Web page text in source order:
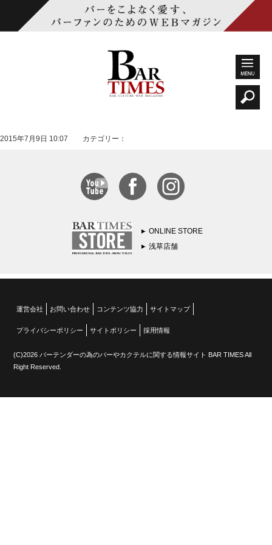
2015年7月9日 10:07 カテゴリー：
ONLINE STORE
浅草店舗
運営会社 お問い合わせ コンテンツ協力 サイトマップ
プライバシーポリシー サイトポリシー 採用情報
(C)2026 バーテンダーの為のバーやカクテルに関する情報サイト BAR TIMES All
Right Reserved.